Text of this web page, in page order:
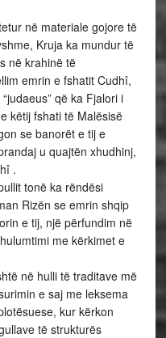
në materiale gojore të
Kruja ka mundur të
në krahinë të
emrin e fshatit Cudhî,
që ka Fjalori i
këtij fshati të Malësisë
se banorët e tij e
u quajtën xhudhinj,
.
tonë ka rëndësi
Rizën se emrin shqip
e tij, një përfundim në
me kërkimet e
në hulli të traditave më
e saj me leksema
kur kërkon
të strukturës